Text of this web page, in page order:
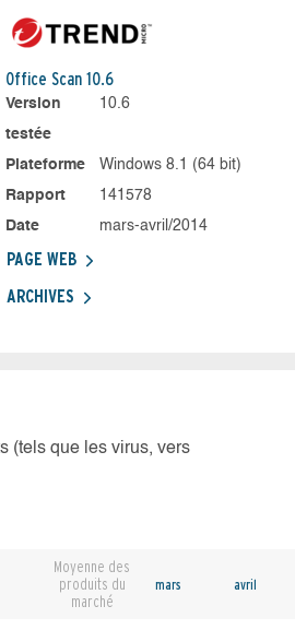
Office Scan 10.6
Version
testée
10.6
Plateforme
Windows 8.1 (64 bit)
Rapport
141578
Date
mars-avril/2014
PAGE WEB
ARCHIVES
(tels que les virus, vers
Moyenne des
produits du
marché
mars avril